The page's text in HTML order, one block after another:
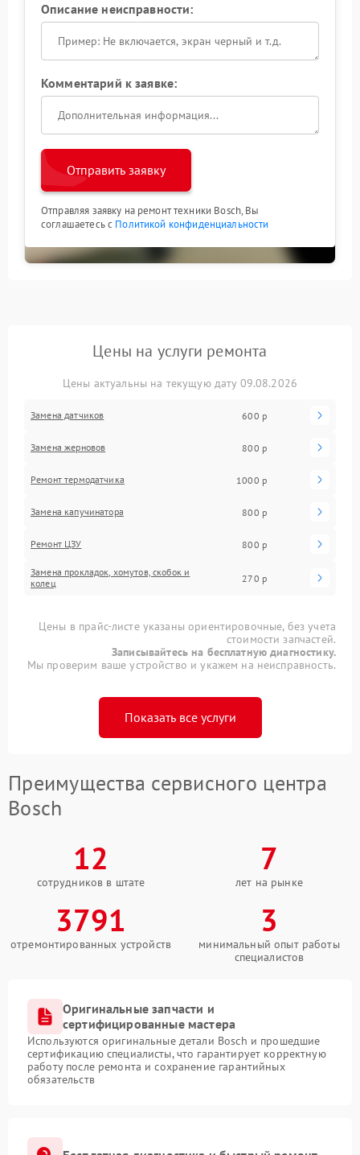
Описание неисправности:
Комментарий к заявке:
Отправить заявку
Отправляя заявку на ремонт техники Bosch, Вы
соглашаетесь с Политикой конфиденциальности
Цены на услуги ремонта
Цены актуальны на текущую дату 09.08.2026
Замена датчиков 600 р
Замена жерновов 800 р
Ремонт термодатчика 1000 р
Замена капучинатора 800 р
Ремонт ЦЗУ 800 р
Замена прокладок, хомутов, скобок и
колец
270 р
Цены в прайс-листе указаны ориентировочные, без учета
стоимости запчастей.
Записывайтесь на бесплатную диагностику.
Мы проверим ваше устройство и укажем на неисправность.
Показать все услуги
Преимущества сервисного центра
Bosch
12
сотрудников в штате
7
лет на рынке
3791
отремонтированных устройств
3
минимальный опыт работы
специалистов
Оригинальные запчасти и
сертифицированные мастера
Используются оригинальные детали Bosch и прошедшие
сертификацию специалисты, что гарантирует корректную
работу после ремонта и сохранение гарантийных
обязательств